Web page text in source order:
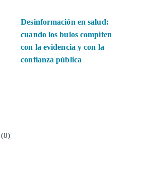
Desinformación en salud:
cuando los bulos compiten
con la evidencia y con la
confianza pública
(8)